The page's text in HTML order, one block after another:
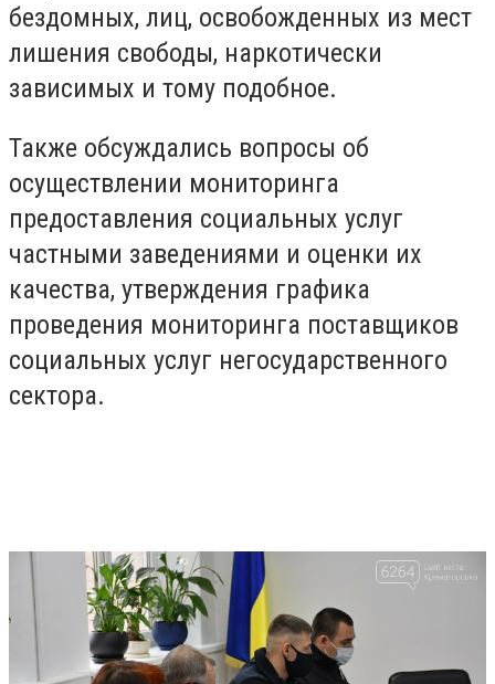
бездомных, лиц, освобожденных из мест
лишения свободы, наркотически
зависимых и тому подобное.
Также обсуждались вопросы об
осуществлении мониторинга
предоставления социальных услуг
частными заведениями и оценки их
качества, утверждения графика
проведения мониторинга поставщиков
социальных услуг негосударственного
сектора.